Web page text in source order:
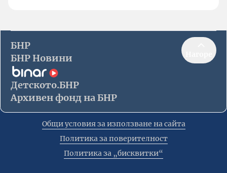
БНР
БНР Новини
Детското.БНР
Архивен фонд на БНР
Общи условия за използване на сайта
Политика за поверителност
Политика за „бисквитки“